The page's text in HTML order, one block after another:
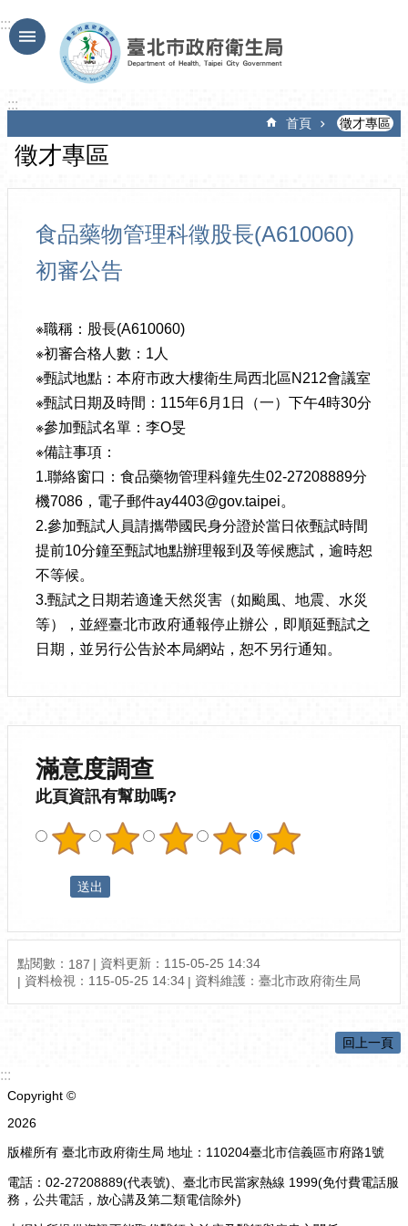
跳到主要內容區塊
:::
:::
首頁 徵才專區
徵才專區
食品藥物管理科徵股長(A610060)
初審公告
※職稱：股長(A610060)
※初審合格人數：1人
※甄試地點：本府市政大樓衛生局西北區N212會議室
※甄試日期及時間：115年6月1日（一）下午4時30分
※參加甄試名單：李O旻
※備註事項：
1.聯絡窗口：食品藥物管理科鐘先生02-27208889分
機7086，電子郵件ay4403@gov.taipei。
2.參加甄試人員請攜帶國民身分證於當日依甄試時間
提前10分鐘至甄試地點辦理報到及等候應試，逾時恕
不等候。
3.甄試之日期若適逢天然災害（如颱風、地震、水災
等），並經臺北市政府通報停止辦公，即順延甄試之
日期，並另行公告於本局網站，恕不另行通知。
滿意度調查
此頁資訊有幫助嗎?
點閱數： 187
資料更新：115-05-25 14:34
資料檢視：115-05-25 14:34
資料維護：臺北市政府衛生局
回上一頁
:::
Copyright ©
2026
版權所有 臺北市政府衛生局 地址：110204臺北市信義區市府路1號
電話：02-27208889(代表號)、臺北市民當家熱線 1999(免付費電話服
務，公共電話，放心講及第二類電信除外)